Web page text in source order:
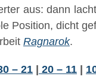
aus: dann
Position, dicht
Ragnarok.
– 21 20 – 11